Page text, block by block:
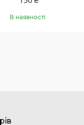
В наявності